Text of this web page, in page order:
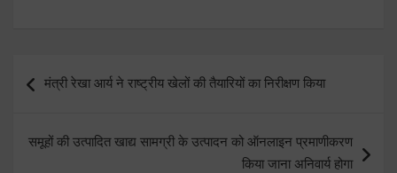
navigation
मंत्री रेखा आर्य ने राष्ट्रीय खेलों की तैयारियों का निरीक्षण किया
समूहों की उत्पादित खाद्य सामग्री के उत्पादन को ऑनलाइन प्रमाणीकरण
किया जाना अनिवार्य होगा